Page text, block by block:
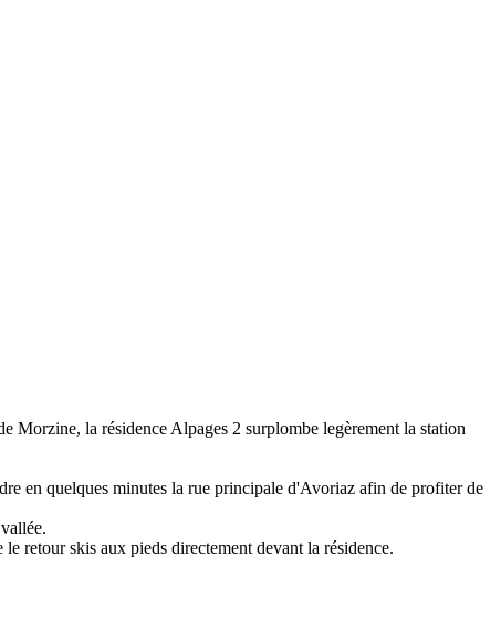
Morzine, la résidence Alpages 2 surplombe legèrement la station
en quelques minutes la rue principale d'Avoriaz afin de profiter de
retour skis aux pieds directement devant la résidence.